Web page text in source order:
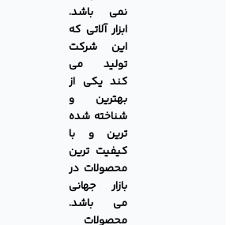
نمی باشد.
ابزار آلاتی که
این شرکت
تولید می
کند یکی از
بهترین و
شناخته شده
ترین و با
کیفیت ترین
محصولات در
بازار جهانی
می باشد.
محصولات